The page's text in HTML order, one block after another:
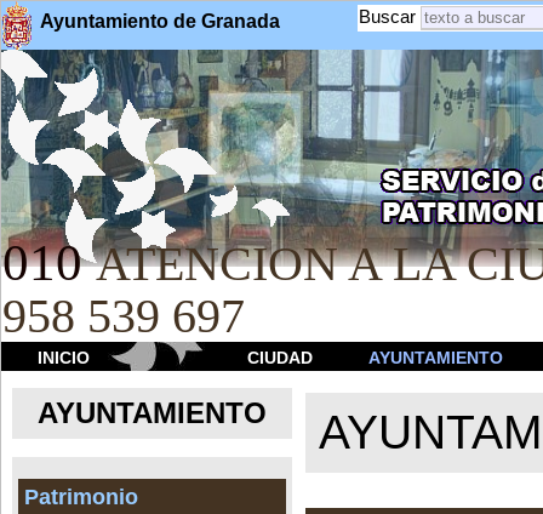
Ayuntamiento de Granada Buscar
010 ATENCION A LA
958 539 697
INICIO CIUDAD AYUNTAMIENTO
AYUNTAMIENTO
Patrimonio